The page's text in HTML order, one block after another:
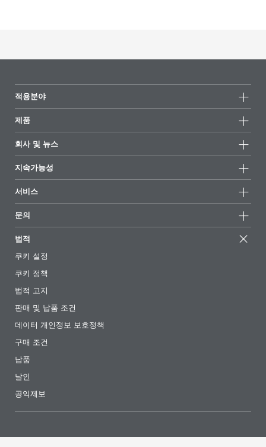
적용분야
제품
모든제품
하이라이트
회사 및 뉴스
뉴스
언론 및 미디어
소재지 및 판매점
전시회 및 이벤트
지속가능성
지속가능한 제품
성공 사례
EcoVadis
인증서
서비스
추천 배합
기사
전자책
규제 현황
첨가제 안내 앱
동영상
다운로드
문의
법적
쿠키 설정
쿠키 정책
법적 고지
판매 및 납품 조건
데이터 개인정보 보호정책
구매 조건
납품
날인
공익제보